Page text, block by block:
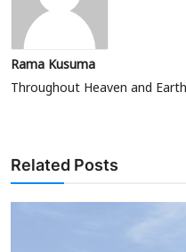
Rama Kusuma
Throughout Heaven and
Related Posts